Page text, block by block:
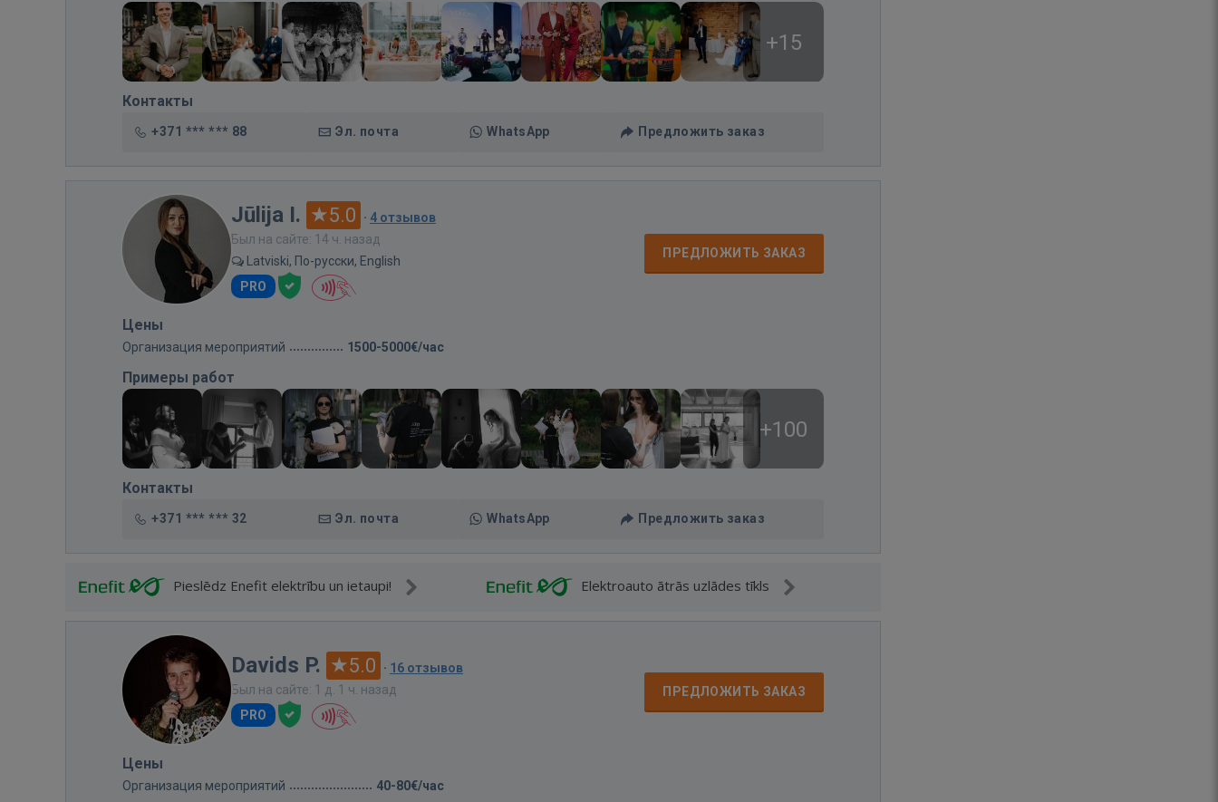
+15
Контакты
+371 *** *** 88 Эл. почта WhatsApp Предложить заказ
Jūlija I. 5.0 · 4 отзывов
Был на сайте: 14 ч. назад
Latviski, По-русски, English
PRO
ПРЕДЛОЖИТЬ ЗАКАЗ
Цены
Организация мероприятий 1500-5000€/час
Примеры работ
+100
Контакты
+371 *** *** 32 Эл. почта WhatsApp Предложить заказ
Pieslēdz Enefit elektrību un ietaupi! Elektroauto ātrās uzlādes tīkls
Davids P. 5.0 · 16 отзывов
Был на сайте: 1 д. 1 ч. назад
PRO
ПРЕДЛОЖИТЬ ЗАКАЗ
Цены
Организация мероприятий 40-80€/час